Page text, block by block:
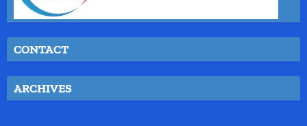
CONTACT
ARCHIVES